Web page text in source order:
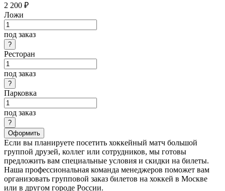
2 200 ₽
Ложи
под заказ
Ресторан
под заказ
Парковка
под заказ
Оформить
Если вы планируете посетить хоккейный матч большой
группой друзей, коллег или сотрудников, мы готовы
предложить вам специальные условия и скидки на билеты.
Наша профессиональная команда менеджеров поможет вам
организовать групповой заказ билетов на хоккей в Москве
или в другом городе России.